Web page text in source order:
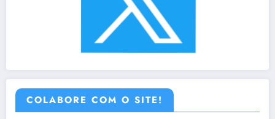
COLABORE COM O SITE!